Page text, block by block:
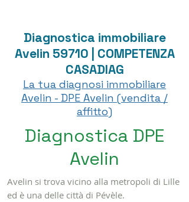
Diagnostica immobiliare
Avelin 59710 | COMPETENZA
CASADIAG
La tua diagnosi immobiliare
Avelin - DPE Avelin (vendita /
affitto)
Diagnostica DPE
Avelin
Avelin si trova vicino alla metropoli di Lille
ed è una delle città di Pévèle.